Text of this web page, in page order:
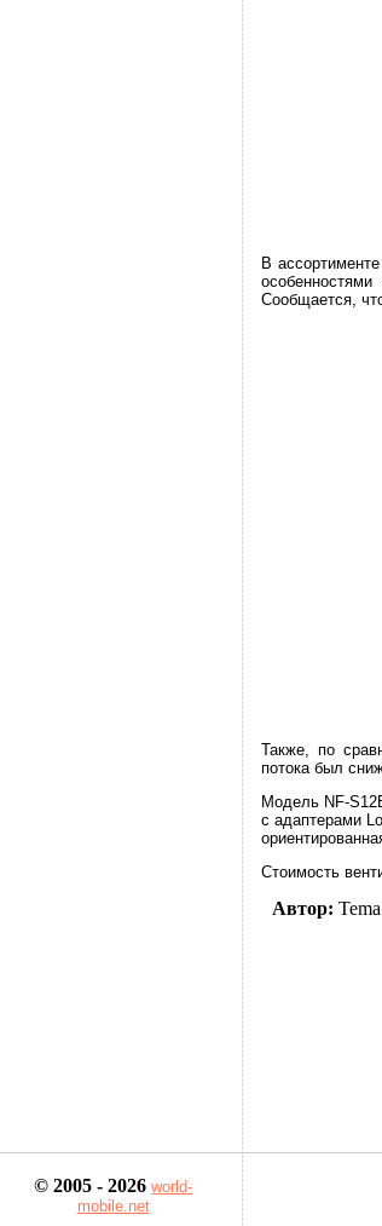
В
Сообщается,
Также, по
потока был
Модель NF-
с адаптерами
Стоимость
Автор: Tema
© 2005 - 2026 world-
mobile.net